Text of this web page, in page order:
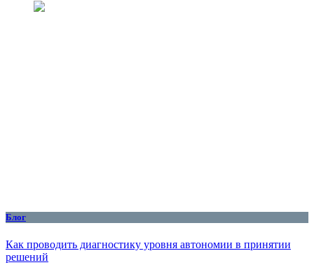
Блог
Как проводить диагностику уровня автономии в принятии
решений